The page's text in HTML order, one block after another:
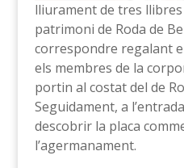
lliurament de tres
patrimoni de Roda de
correspondre regalant
els membres de la
portin al costat del de
Seguidament, a
descobrir la placa
l’agermanament.